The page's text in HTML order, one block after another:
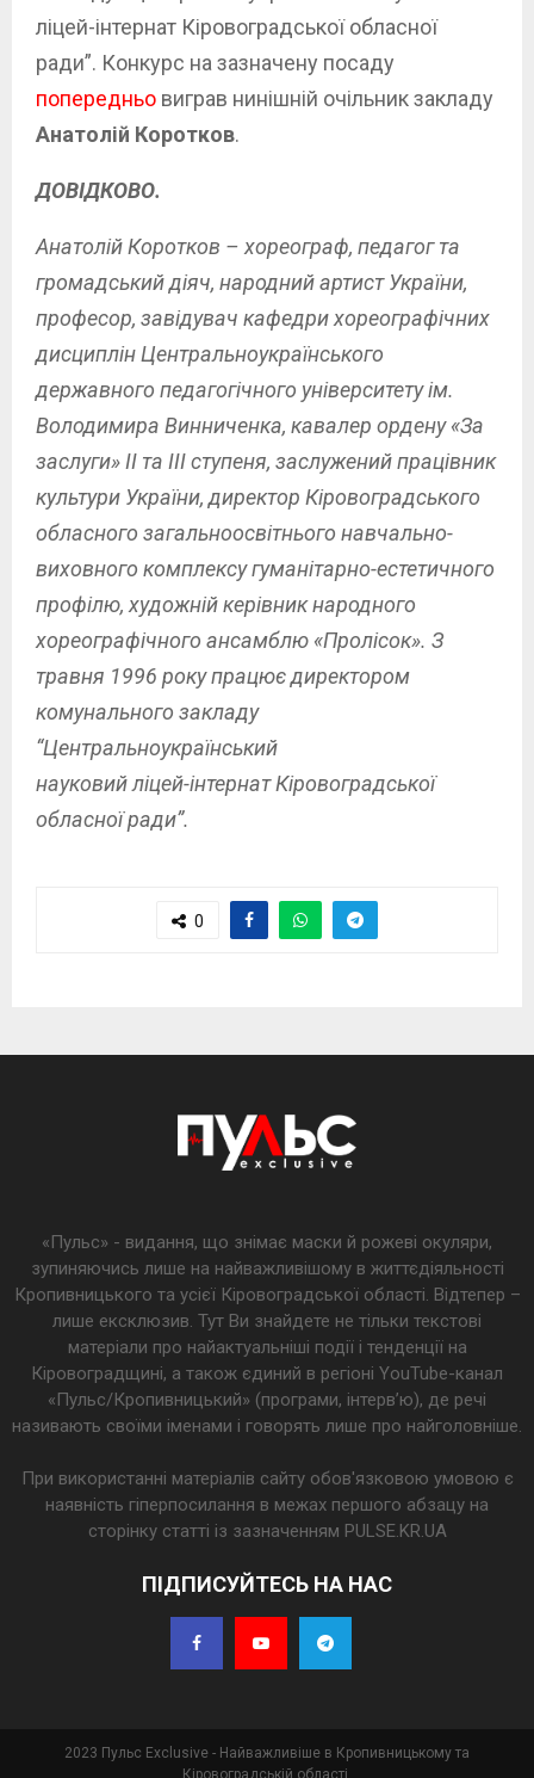
ліцей-інтернат Кіровоградської обласної
ради”. Конкурс на зазначену посаду
попередньо виграв нинішній очільник закладу
Анатолій Коротков.
ДОВІДКОВО.
Анатолій Коротков – хореограф, педагог та
громадський діяч, народний артист України,
професор, завідувач кафедри хореографічних
дисциплін Центральноукраїнського
державного педагогічного університету ім.
Володимира Винниченка, кавалер ордену «За
заслуги» II та ІІІ ступеня, заслужений працівник
культури України, директор Кіровоградського
обласного загальноосвітнього навчально-
виховного комплексу гуманітарно-естетичного
профілю, художній керівник народного
хореографічного ансамблю «Пролісок». З
травня 1996 року працює директором
комунального закладу
“Центральноукраїнський
науковий ліцей-інтернат Кіровоградської
обласної ради”.
0
«Пульс» - видання, що знімає маски й рожеві окуляри,
зупиняючись лише на найважливішому в життєдіяльності
Кропивницького та усієї Кіровоградської області. Відтепер –
лише ексклюзив. Тут Ви знайдете не тільки текстові
матеріали про найактуальніші події і тенденції на
Кіровоградщині, а також єдиний в регіоні YouTube-канал
«Пульс/Кропивницький» (програми, інтерв’ю), де речі
називають своїми іменами і говорять лише про найголовніше.
При використанні матеріалів сайту обов'язковою умовою є
наявність гіперпосилання в межах першого абзацу на
сторінку статті із зазначенням PULSE.KR.UA
ПІДПИСУЙТЕСЬ НА НАС
2023 Пульс Exclusive - Найважливіше в Кропивницькому та
Кіровоградській області.